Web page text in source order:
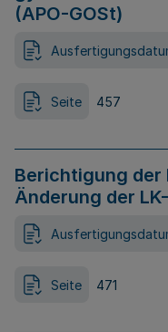
(APO-GOSt)
Seite 457
Berichtigung der
Änderung der
Seite 471